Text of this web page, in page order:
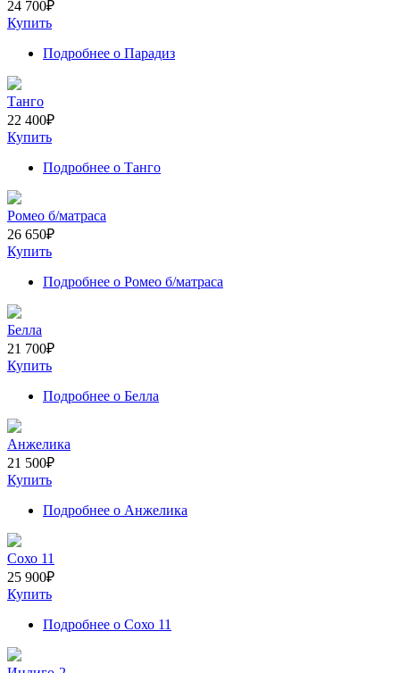
24 700₽
Купить
Подробнее о Парадиз
Танго
22 400₽
Купить
Подробнее о Танго
Ромео б/матраса
26 650₽
Купить
Подробнее о Ромео б/матраса
Белла
21 700₽
Купить
Подробнее о Белла
Анжелика
21 500₽
Купить
Подробнее о Анжелика
Сохо 11
25 900₽
Купить
Подробнее о Сохо 11